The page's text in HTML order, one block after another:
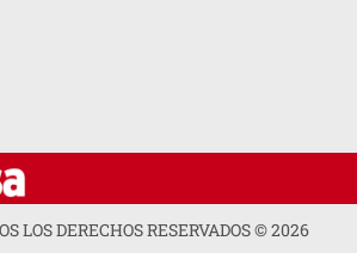
LOS DERECHOS RESERVADOS ©2026